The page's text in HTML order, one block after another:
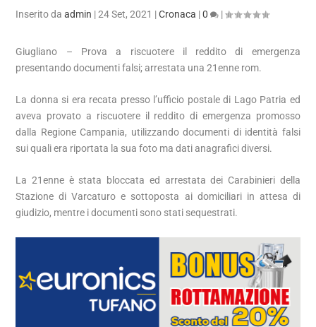
Inserito daadmin |24 Set, 2021 |Cronaca |0 |
Giugliano – Prova a riscuotere il reddito di emergenza
presentando documenti falsi; arrestata una 21enne rom.
La donna si era recata presso l’ufficio postale di Lago Patria ed
aveva provato a riscuotere il reddito di emergenza promosso
dalla Regione Campania, utilizzando documenti di identità falsi
sui quali era riportata la sua foto ma dati anagrafici diversi.
La 21enne è stata bloccata ed arrestata dei Carabinieri della
Stazione di Varcaturo e sottoposta ai domiciliari in attesa di
giudizio, mentre i documenti sono stati sequestrati.